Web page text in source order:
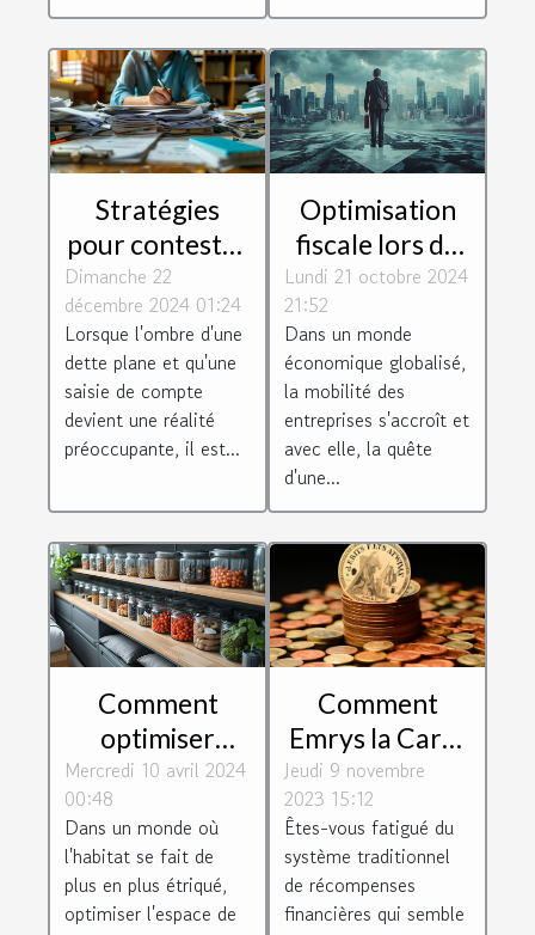
Stratégies
pour contester
une saisie de
compte en
situation de
dette
Dimanche 22
décembre 2024 01:24
Lorsque l'ombre d'une
dette plane et qu'une
saisie de compte
devient une réalité
préoccupante, il est...
Optimisation
fiscale lors du
transfert
d'entreprise
vers des
juridictions
avantageuses
Lundi 21 octobre 2024
21:52
Dans un monde
économique globalisé,
la mobilité des
entreprises s'accroît et
avec elle, la quête
d'une...
Comment
optimiser
l'espace de
stockage chez
soi : Astuces et
solutions
Mercredi 10 avril 2024
00:48
Dans un monde où
l'habitat se fait de
plus en plus étriqué,
optimiser l'espace de
Comment
Emrys la Carte
révolutionne le
système de
récompenses
financières
Jeudi 9 novembre
2023 15:12
Êtes-vous fatigué du
système traditionnel
de récompenses
financières qui semble